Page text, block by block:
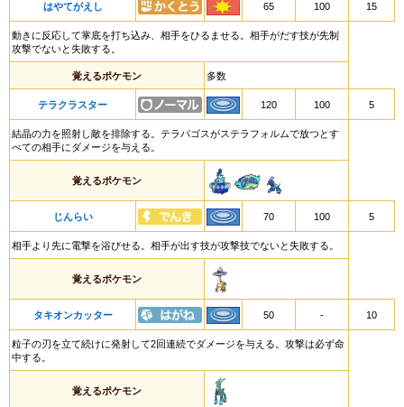
はやてがえし 65 100 15
動きに反応して掌底を打ち込み、相手をひるませる。相手がだす技が先制
攻撃でないと失敗する。
覚えるポケモン 多数
テラクラスター 120 100 5
結晶の力を照射し敵を排除する。テラパゴスがステラフォルムで放つとす
べての相手にダメージを与える。
覚えるポケモン
じんらい 70 100 5
相手より先に電撃を浴びせる。相手が出す技が攻撃技でないと失敗する。
覚えるポケモン
タキオンカッター 50 - 10
粒子の刃を立て続けに発射して2回連続でダメージを与える。攻撃は必ず命
中する。
覚えるポケモン